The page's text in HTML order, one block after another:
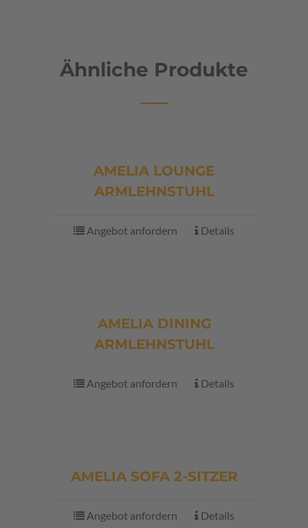
Ähnliche Produkte
AMELIA LOUNGE
ARMLEHNSTUHL
Angebot anfordern Details
AMELIA DINING
ARMLEHNSTUHL
Angebot anfordern Details
AMELIA SOFA 2-SITZER
Angebot anfordern Details